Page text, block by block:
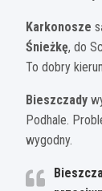
Karkonosze
Śnieżkę, do
To dobry
Bieszczady
Podhale.
wygodny.